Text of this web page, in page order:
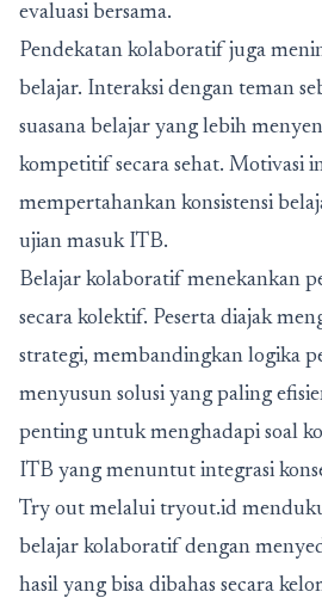
evaluasi bersama.
Pendekatan kolaboratif juga
belajar. Interaksi dengan teman
suasana belajar yang lebih
kompetitif secara sehat. Motivasi
mempertahankan konsistensi
ujian masuk ITB.
Belajar kolaboratif menekankan
secara kolektif. Peserta diajak
strategi, membandingkan logika
menyusun solusi yang paling
penting untuk menghadapi soal
ITB yang menuntut integrasi
Try out melalui tryout.id
belajar kolaboratif dengan
hasil yang bisa dibahas secara